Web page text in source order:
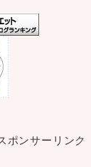
ポンサーリンク